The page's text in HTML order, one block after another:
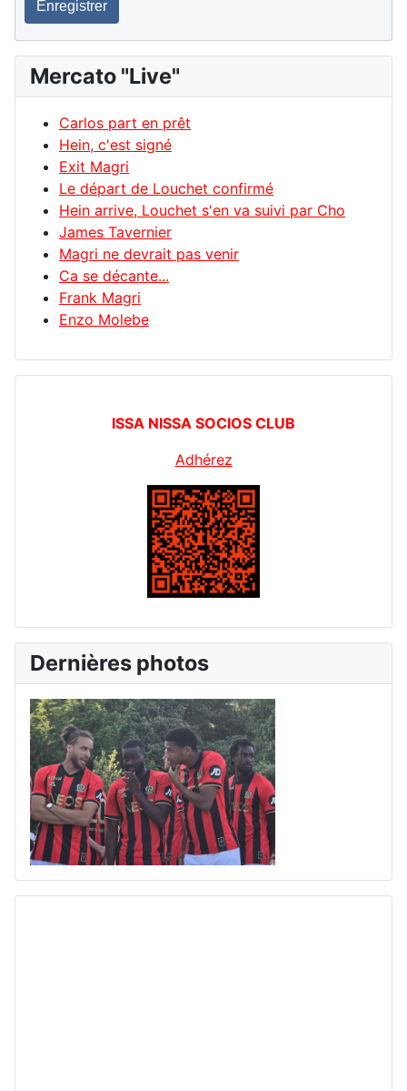
Enregistrer
Mercato "Live"
Carlos part en prêt
Hein, c'est signé
Exit Magri
Le départ de Louchet confirmé
Hein arrive, Louchet s'en va suivi par Cho
James Tavernier
Magri ne devrait pas venir
Ca se décante...
Frank Magri
Enzo Molebe
ISSA NISSA SOCIOS CLUB
Adhérez
Dernières photos